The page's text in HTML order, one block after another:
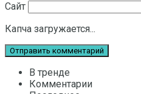
Сайт
Капча загружается...
В тренде
Комментарии